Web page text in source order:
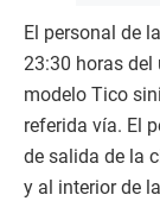
El personal de la
23:30 horas
modelo Tico
referida vía. El
de salida de la
y al interior de